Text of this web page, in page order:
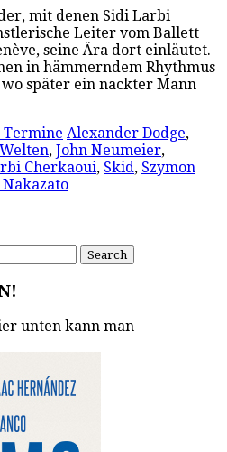
mit denen Sidi Larbi
Leiter vom Ballett
seine Ära dort einläutet.
in hämmerndem Rhythmus
später ein nackter Mann
Termine Alexander Dodge,
, John Neumeier,
Cherkaoui, Skid, Szymon
unten kann man